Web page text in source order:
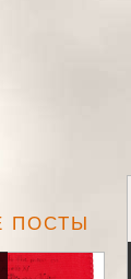
ПОСТЫ